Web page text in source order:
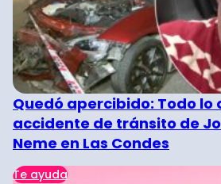
Quedó apercibido: Todo lo
accidente de tránsito de
Neme en Las Condes
Te ayuda